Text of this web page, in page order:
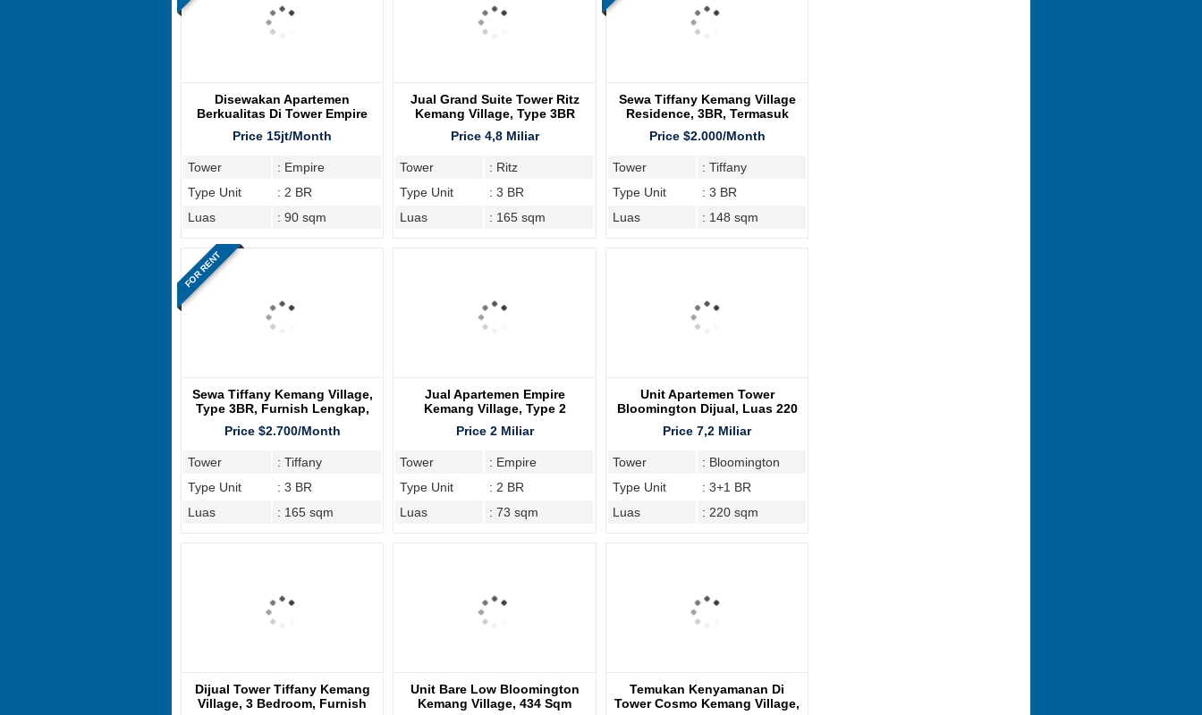
Disewakan Apartemen
Berkualitas Di Tower Empire
Kemang Village
Price 15jt/Month
Tower
: Empire
Type Unit
: 2 BR
Luas
: 90 sqm
Jual Grand Suite Tower Ritz
Kemang Village, Type 3BR
Price 4,8 Miliar
Tower
: Ritz
Type Unit
: 3 BR
Luas
: 165 sqm
Sewa Tiffany Kemang Village
Residence, 3BR, Termasuk
Furnish
Price $2.000/Month
Tower
: Tiffany
Type Unit
: 3 BR
Luas
: 148 sqm
FOR RENT
Sewa Tiffany Kemang Village,
Type 3BR, Furnish Lengkap,
Lantai Sedang
Price $2.700/Month
Tower
: Tiffany
Type Unit
: 3 BR
Luas
: 165 sqm
Jual Apartemen Empire
Kemang Village, Type 2
Bedroom
Price 2 Miliar
Tower
: Empire
Type Unit
: 2 BR
Luas
: 73 sqm
Unit Apartemen Tower
Bloomington Dijual, Luas 220
Price 7,2 Miliar
Tower
: Bloomington
Type Unit
: 3+1 BR
Luas
: 220 sqm
Dijual Tower Tiffany Kemang
Village, 3 Bedroom, Furnish
Unit Bare Low Bloomington
Kemang Village, 434 Sqm
Temukan Kenyamanan Di
Tower Cosmo Kemang Village,